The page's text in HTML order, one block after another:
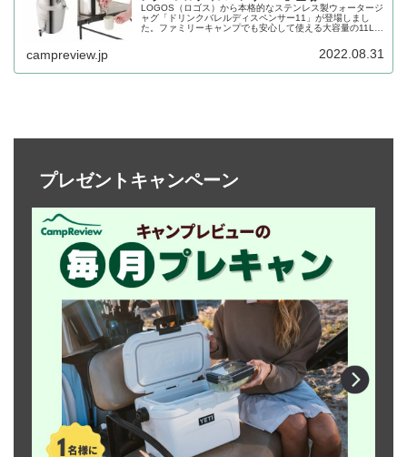
LOGOS（ロゴス）から本格的なステンレス製ウォータージ
ャグ「ドリンクバレルディスペンサー11」が登場しまし
た。ファミリーキャンプでも安心して使える大容量の11L
campreview.jp 2022.08.31
プレゼントキャンペーン